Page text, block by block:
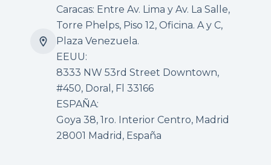
Caracas: Entre Av. Lima y Av. La Salle,
Torre Phelps, Piso 12, Oficina. A y C,
Plaza Venezuela.
EEUU:
8333 NW 53rd Street Downtown,
#450, Doral, Fl 33166
ESPAÑA:
Goya 38, 1ro. Interior Centro, Madrid
28001 Madrid, España